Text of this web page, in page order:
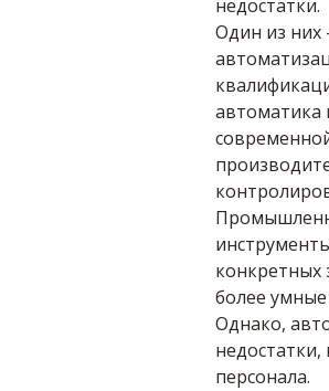
недостатки.
Один из них
конкретных
более
Однако,
персонала.